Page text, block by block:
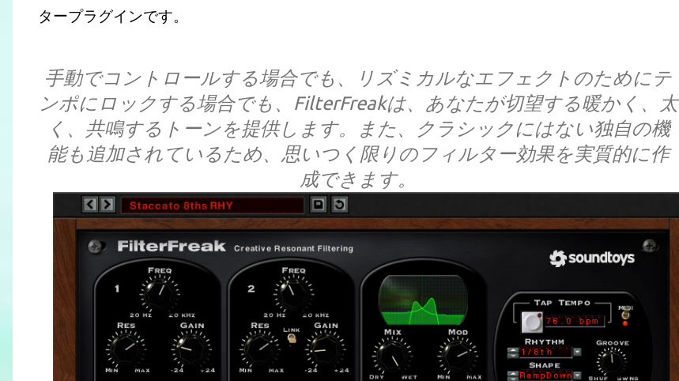
タープラグインです。
手動でコントロールする場合でも、リズミカルなエフェクトのためにテ
ンポにロックする場合でも、FilterFreakは、あなたが切望する暖かく、太
く、共鳴するトーンを提供します。また、クラシックにはない独自の機
能も追加されているため、思いつく限りのフィルター効果を実質的に作
成できます。